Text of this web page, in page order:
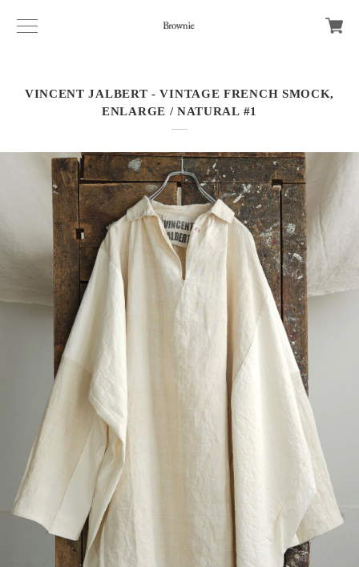
VINCENT JALBERT - VINTAGE FRENCH SMOCK,
ENLARGE / NATURAL #1